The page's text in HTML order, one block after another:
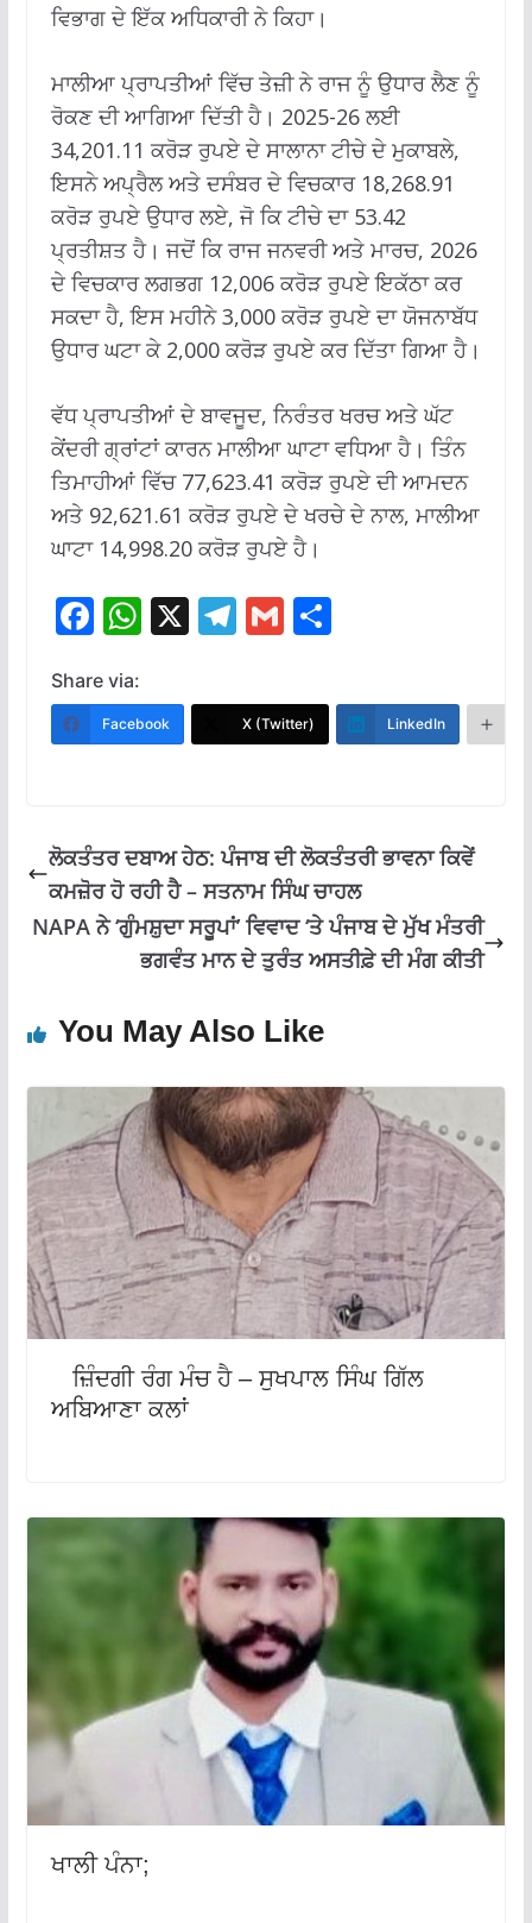
ਵਿਭਾਗ ਦੇ ਇੱਕ ਅਧਿਕਾਰੀ ਨੇ ਕਿਹਾ।
ਮਾਲੀਆ ਪ੍ਰਾਪਤੀਆਂ ਵਿੱਚ ਤੇਜ਼ੀ ਨੇ ਰਾਜ ਨੂੰ ਉਧਾਰ ਲੈਣ ਨੂੰ
ਰੋਕਣ ਦੀ ਆਗਿਆ ਦਿੱਤੀ ਹੈ। 2025-26 ਲਈ
34,201.11 ਕਰੋੜ ਰੁਪਏ ਦੇ ਸਾਲਾਨਾ ਟੀਚੇ ਦੇ ਮੁਕਾਬਲੇ,
ਇਸਨੇ ਅਪ੍ਰੈਲ ਅਤੇ ਦਸੰਬਰ ਦੇ ਵਿਚਕਾਰ 18,268.91
ਕਰੋੜ ਰੁਪਏ ਉਧਾਰ ਲਏ, ਜੋ ਕਿ ਟੀਚੇ ਦਾ 53.42
ਪ੍ਰਤੀਸ਼ਤ ਹੈ। ਜਦੋਂ ਕਿ ਰਾਜ ਜਨਵਰੀ ਅਤੇ ਮਾਰਚ, 2026
ਦੇ ਵਿਚਕਾਰ ਲਗਭਗ 12,006 ਕਰੋੜ ਰੁਪਏ ਇਕੱਠਾ ਕਰ
ਸਕਦਾ ਹੈ, ਇਸ ਮਹੀਨੇ 3,000 ਕਰੋੜ ਰੁਪਏ ਦਾ ਯੋਜਨਾਬੱਧ
ਉਧਾਰ ਘਟਾ ਕੇ 2,000 ਕਰੋੜ ਰੁਪਏ ਕਰ ਦਿੱਤਾ ਗਿਆ ਹੈ।
ਵੱਧ ਪ੍ਰਾਪਤੀਆਂ ਦੇ ਬਾਵਜੂਦ, ਨਿਰੰਤਰ ਖਰਚ ਅਤੇ ਘੱਟ
ਕੇਂਦਰੀ ਗ੍ਰਾਂਟਾਂ ਕਾਰਨ ਮਾਲੀਆ ਘਾਟਾ ਵਧਿਆ ਹੈ। ਤਿੰਨ
ਤਿਮਾਹੀਆਂ ਵਿੱਚ 77,623.41 ਕਰੋੜ ਰੁਪਏ ਦੀ ਆਮਦਨ
ਅਤੇ 92,621.61 ਕਰੋੜ ਰੁਪਏ ਦੇ ਖਰਚੇ ਦੇ ਨਾਲ, ਮਾਲੀਆ
ਘਾਟਾ 14,998.20 ਕਰੋੜ ਰੁਪਏ ਹੈ।
F
e
b
k
W
at
s
p
X T
e
gr
G
ai
l
S
ar
e
Share via:
Facebook X (Twitter) LinkedIn
ਲੋਕਤੰਤਰ ਦਬਾਅ ਹੇਠ: ਪੰਜਾਬ ਦੀ ਲੋਕਤੰਤਰੀ ਭਾਵਨਾ ਕਿਵੇਂ
ਕਮਜ਼ੋਰ ਹੋ ਰਹੀ ਹੈ – ਸਤਨਾਮ ਸਿੰਘ ਚਾਹਲ
NAPA ਨੇ ‘ਗੁੰਮਸ਼ੁਦਾ ਸਰੂਪਾਂ’ ਵਿਵਾਦ ‘ਤੇ ਪੰਜਾਬ ਦੇ ਮੁੱਖ ਮੰਤਰੀ
ਭਗਵੰਤ ਮਾਨ ਦੇ ਤੁਰੰਤ ਅਸਤੀਫ਼ੇ ਦੀ ਮੰਗ ਕੀਤੀ
You May Also Like
ਜ਼ਿੰਦਗੀ ਰੰਗ ਮੰਚ ਹੈ – ਸੁਖਪਾਲ ਸਿੰਘ ਗਿੱਲ
ਅਬਿਆਣਾ ਕਲਾਂ
ਖਾਲੀ ਪੰਨਾ;